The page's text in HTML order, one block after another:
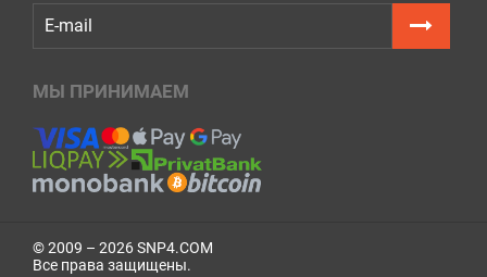
МЫ ПРИНИМАЕМ
© 2009 – 2026 SNP4.COM
Все права защищены.